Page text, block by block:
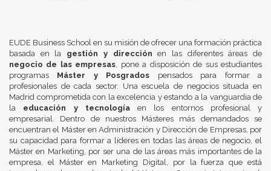
EUDE Business School en su misión de ofrecer una formación práctica
basada en la gestión y dirección en las diferentes áreas de
negocio de las empresas, pone a disposición de sus estudiantes
programas Máster y Posgrados pensados para formar a
profesionales de cada sector. Una escuela de negocios situada en
Madrid comprometida con la excelencia y estando a la vanguardia de
la educación y tecnologíaen los entornos profesional y
empresarial. Dentro de nuestros Másteres más demandados se
encuentran el Máster en Administración y Dirección de Empresas, por
su capacidad para formar a líderes en todas las áreas de negocio, el
Máster en Marketing, por ser una de las áreas más importantes de la
empresa, el Máster en Marketing Digital, por la fuerza que está